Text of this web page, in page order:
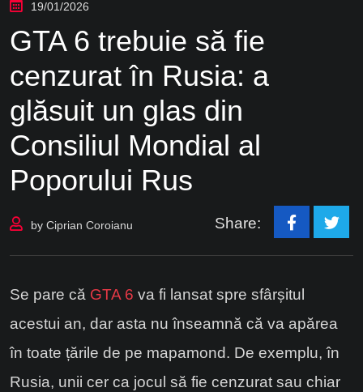
19/01/2026
GTA 6 trebuie să fie
cenzurat în Rusia: a
glăsuit un glas din
Consiliul Mondial al
Poporului Rus
by Ciprian Coroianu Share:
Se pare că GTA 6 va fi lansat spre sfârșitul
acestui an, dar asta nu înseamnă că va apărea
în toate țările de pe mapamond. De exemplu, în
Rusia, unii cer ca jocul să fie cenzurat sau chiar